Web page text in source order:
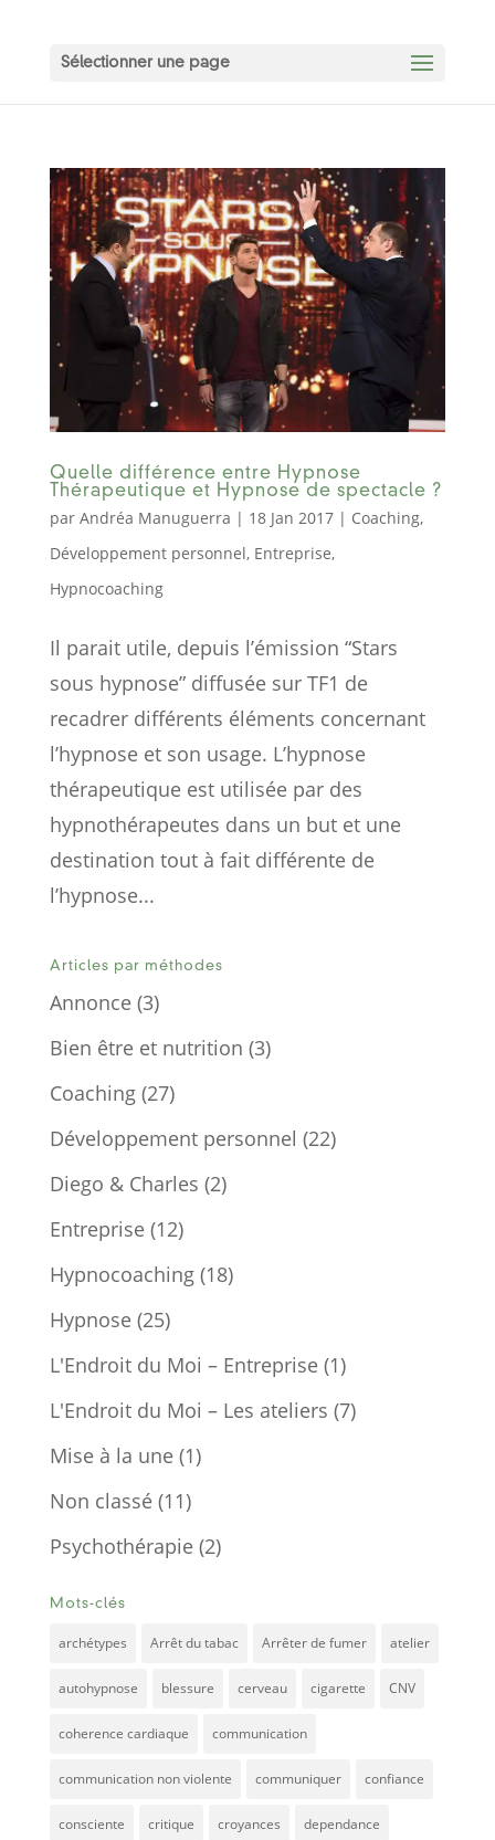
Sélectionner une page
Quelle différence entre Hypnose
Thérapeutique et Hypnose de spectacle ?
par Andréa Manuguerra | 18 Jan 2017| Coaching,
Développement personnel, Entreprise,
Hypnocoaching
Il parait utile, depuis l’émission “Stars
sous hypnose” diffusée sur TF1 de
recadrer différents éléments concernant
l’hypnose et son usage. L’hypnose
thérapeutique est utilisée par des
hypnothérapeutes dans un but et une
destination tout à fait différente de
l’hypnose...
Articles par méthodes
Annonce(3)
Bien être et nutrition (3)
Coaching(27)
Développement personnel (22)
Diego & Charles (2)
Entreprise(12)
Hypnocoaching(18)
Hypnose(25)
L'Endroit du Moi – Entreprise(1)
L'Endroit du Moi – Les ateliers (7)
Mise à la une(1)
Non classé(11)
Psychothérapie(2)
Mots-clés
archétypes Arrêt du tabac Arrêter de fumer atelier
autohypnose blessure cerveau cigarette CNV
coherence cardiaque communication
communication non violente communiquer confiance
consciente critique croyances dependance